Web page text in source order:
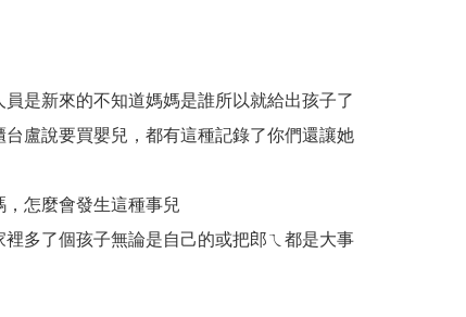
是新來的不知道媽媽是誰所以就給出孩子了
盧說要買嬰兒，都有這種記錄了你們還讓她
怎麼會發生這種事兒
多了個孩子無論是自己的或把郎ㄟ都是大事